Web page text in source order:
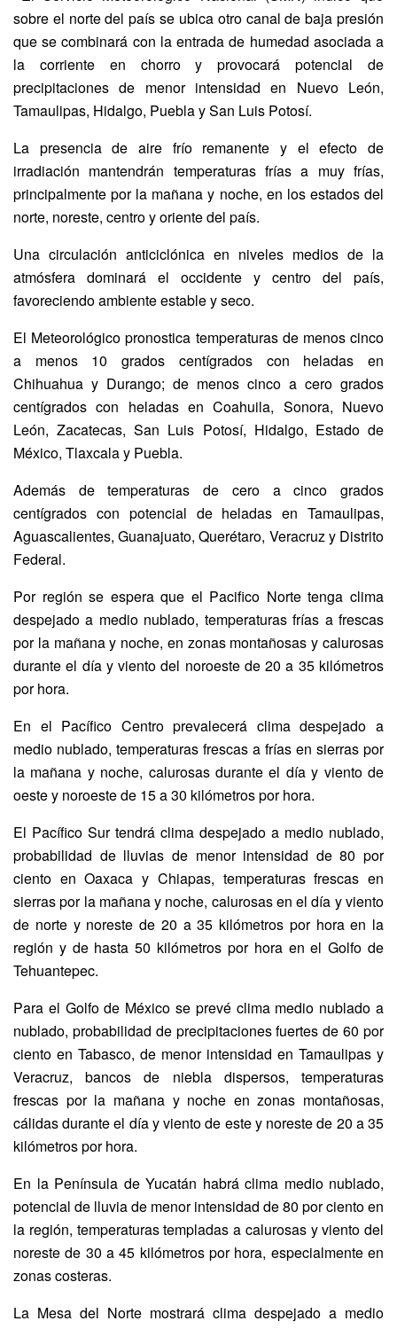
sobre el norte del país se ubica otro canal de baja presión
que se combinará con la entrada de humedad asociada a
la corriente en chorro y provocará potencial de
precipitaciones de menor intensidad en Nuevo León,
Tamaulipas, Hidalgo, Puebla y San Luis Potosí.
La presencia de aire frío remanente y el efecto de
irradiación mantendrán temperaturas frías a muy frías,
principalmente por la mañana y noche, en los estados del
norte, noreste, centro y oriente del país.
Una circulación anticiclónica en niveles medios de la
atmósfera dominará el occidente y centro del país,
favoreciendo ambiente estable y seco.
El Meteorológico pronostica temperaturas de menos cinco
a menos 10 grados centígrados con heladas en
Chihuahua y Durango; de menos cinco a cero grados
centígrados con heladas en Coahuila, Sonora, Nuevo
León, Zacatecas, San Luis Potosí, Hidalgo, Estado de
México, Tlaxcala y Puebla.
Además de temperaturas de cero a cinco grados
centígrados con potencial de heladas en Tamaulipas,
Aguascalientes, Guanajuato, Querétaro, Veracruz y Distrito
Federal.
Por región se espera que el Pacifico Norte tenga clima
despejado a medio nublado, temperaturas frías a frescas
por la mañana y noche, en zonas montañosas y calurosas
durante el día y viento del noroeste de 20 a 35 kilómetros
por hora.
En el Pacífico Centro prevalecerá clima despejado a
medio nublado, temperaturas frescas a frías en sierras por
la mañana y noche, calurosas durante el día y viento de
oeste y noroeste de 15 a 30 kilómetros por hora.
El Pacífico Sur tendrá clima despejado a medio nublado,
probabilidad de lluvias de menor intensidad de 80 por
ciento en Oaxaca y Chiapas, temperaturas frescas en
sierras por la mañana y noche, calurosas en el día y viento
de norte y noreste de 20 a 35 kilómetros por hora en la
región y de hasta 50 kilómetros por hora en el Golfo de
Tehuantepec.
Para el Golfo de México se prevé clima medio nublado a
nublado, probabilidad de precipitaciones fuertes de 60 por
ciento en Tabasco, de menor intensidad en Tamaulipas y
Veracruz, bancos de niebla dispersos, temperaturas
frescas por la mañana y noche en zonas montañosas,
cálidas durante el día y viento de este y noreste de 20 a 35
kilómetros por hora.
En la Península de Yucatán habrá clima medio nublado,
potencial de lluvia de menor intensidad de 80 por ciento en
la región, temperaturas templadas a calurosas y viento del
noreste de 30 a 45 kilómetros por hora, especialmente en
zonas costeras.
La Mesa del Norte mostrará clima despejado a medio